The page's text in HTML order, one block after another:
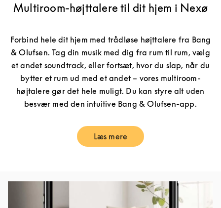
Multiroom-højttalere til dit hjem i Nexø
Forbind hele dit hjem med trådløse højttalere fra Bang
& Olufsen. Tag din musik med dig fra rum til rum, vælg
et andet soundtrack, eller fortsæt, hvor du slap, når du
bytter et rum ud med et andet – vores multiroom-
højtalere gør det hele muligt. Du kan styre alt uden
besvær med den intuitive Bang & Olufsen-app.
Læs mereLink Opens in New Tab